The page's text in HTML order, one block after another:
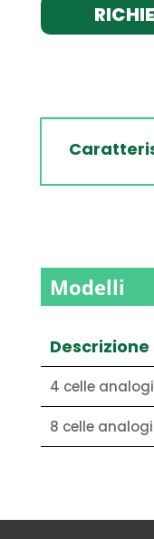
Modelli
Descrizione
4 celle
8 celle